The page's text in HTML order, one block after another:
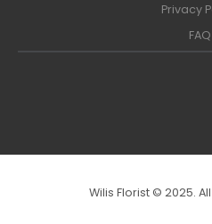
Privacy
FAQ
Wilis Florist © 2025.